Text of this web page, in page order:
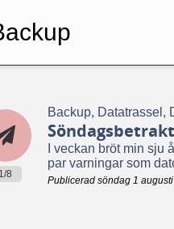
1/8
Backup, Datatrassel,
I veckan bröt min
par varningar som
Publicerad söndag 1